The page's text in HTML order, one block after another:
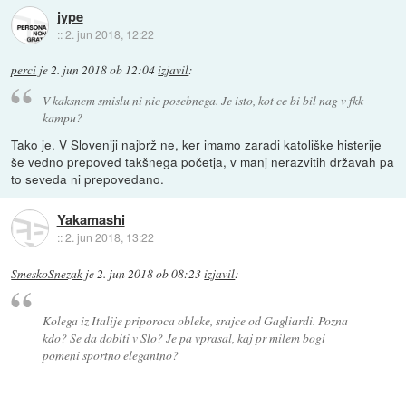
jype
::2. jun 2018, 12:22
perci je2. jun 2018 ob 12:04izjavil:
V kaksnem smislu ni nic posebnega. Je isto, kot ce bi bil nag v fkk
kampu?
Tako je. V Sloveniji najbrž ne, ker imamo zaradi katoliške histerije
še vedno prepoved takšnega početja, v manj nerazvitih državah pa
to seveda ni prepovedano.
Yakamashi
::2. jun 2018, 13:22
SmeskoSnezak je2. jun 2018 ob 08:23izjavil:
Kolega iz Italije priporoca obleke, srajce od Gagliardi. Pozna
kdo? Se da dobiti v Slo? Je pa vprasal, kaj pr milem bogi
pomeni sportno elegantno?